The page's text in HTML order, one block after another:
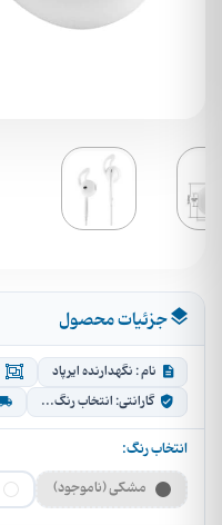
جزئیات محصول
نام : نگهدارنده ایرپاد
گارانتی: انتخاب رنگ...
انتخاب رنگ:
مشکی (ناموجود)